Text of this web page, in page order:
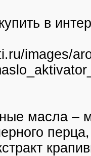
в
images/
масла –